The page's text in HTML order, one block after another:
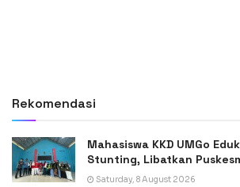
Rekomendasi
Mahasiswa KKD UMGo
Stunting, Libatkan
Saturday, 8 August 2026